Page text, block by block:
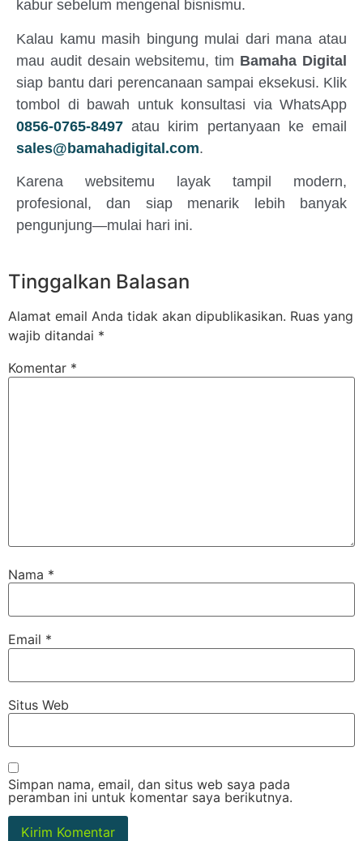
kabur sebelum mengenal bisnismu.
Kalau kamu masih bingung mulai dari mana atau
mau audit desain websitemu, tim Bamaha Digital
siap bantu dari perencanaan sampai eksekusi. Klik
tombol di bawah untuk konsultasi via WhatsApp
0856-0765-8497 atau kirim pertanyaan ke email
sales@bamahadigital.com.
Karena websitemu layak tampil modern,
profesional, dan siap menarik lebih banyak
pengunjung—mulai hari ini.
Tinggalkan Balasan
Alamat email Anda tidak akan dipublikasikan. Ruas yang
wajib ditandai *
Komentar *
Nama *
Email *
Situs Web
Simpan nama, email, dan situs web saya pada
peramban ini untuk komentar saya berikutnya.